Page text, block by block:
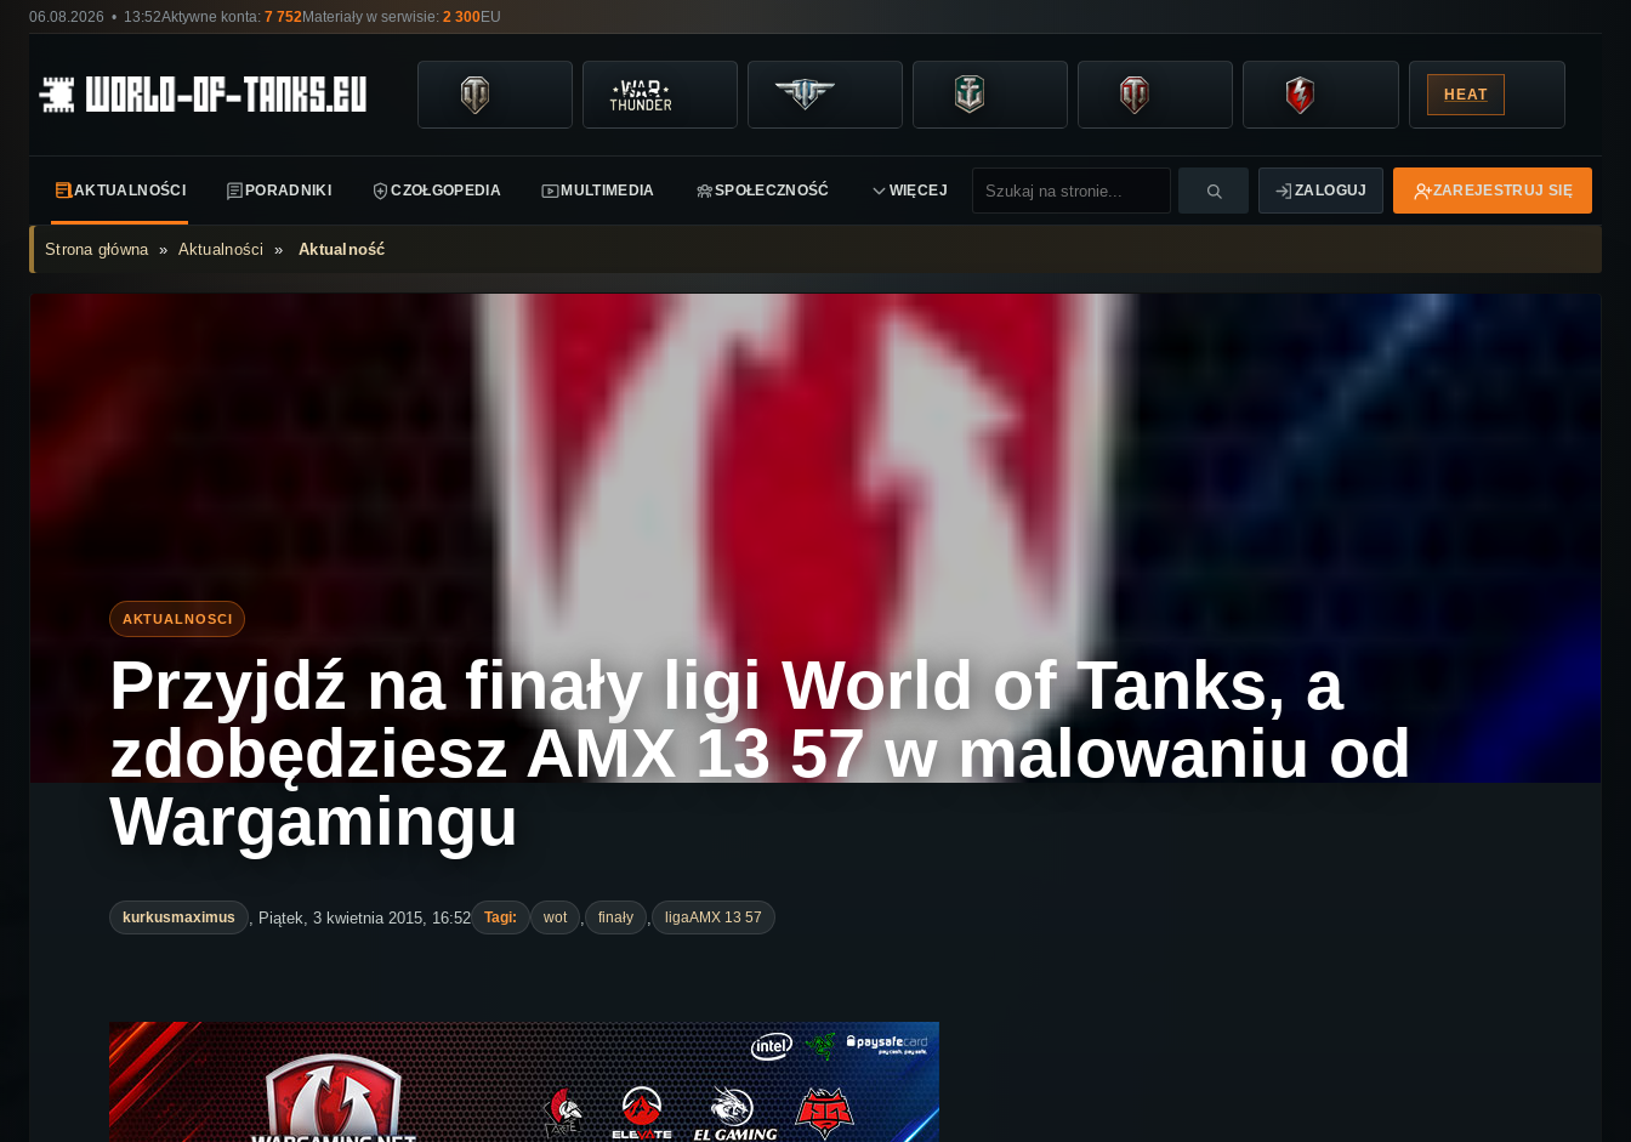
06.08.2026 • 13:52Aktywne konta: 7 752Materiały w serwisie: 2 300EU
HEAT
AKTUALNOŚCI PORADNIKI CZOŁGOPEDIA MULTIMEDIA SPOŁECZNOŚĆ WIĘCEJ ZALOGUJ ZAREJESTRUJ SIĘ
Strona główna» Aktualności »Aktualność
Przyjdź na finały ligi World of Tanks, a
zdobędziesz AMX 13 57 w malowaniu od
Wargamingu
kurkusmaximus , Piątek, 3 kwietnia 2015, 16:52 Tagi: wot , finały , ligaAMX 13 57